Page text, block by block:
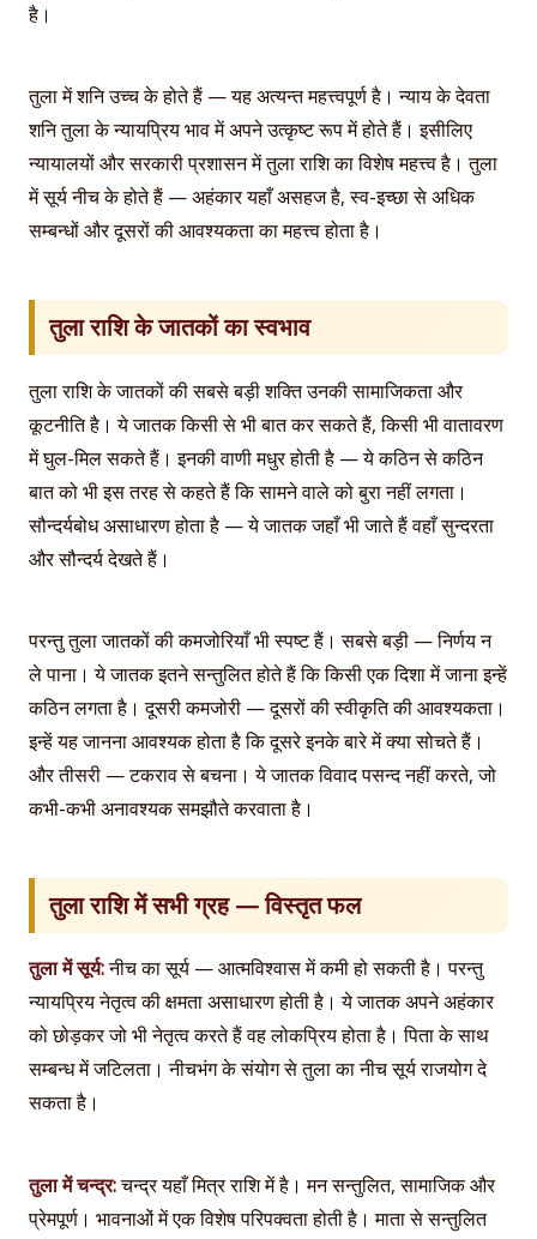
है।
तुला में शनि उच्च के होते हैं — यह अत्यन्त महत्त्वपूर्ण है। न्याय के देवता
शनि तुला के न्यायप्रिय भाव में अपने उत्कृष्ट रूप में होते हैं। इसीलिए
न्यायालयों और सरकारी प्रशासन में तुला राशि का विशेष महत्त्व है। तुला
में सूर्य नीच के होते हैं — अहंकार यहाँ असहज है, स्व-इच्छा से अधिक
सम्बन्धों और दूसरों की आवश्यकता का महत्त्व होता है।
तुला राशि के जातकों का स्वभाव
तुला राशि के जातकों की सबसे बड़ी शक्ति उनकी सामाजिकता और
कूटनीति है। ये जातक किसी से भी बात कर सकते हैं, किसी भी वातावरण
में घुल-मिल सकते हैं। इनकी वाणी मधुर होती है — ये कठिन से कठिन
बात को भी इस तरह से कहते हैं कि सामने वाले को बुरा नहीं लगता।
सौन्दर्यबोध असाधारण होता है — ये जातक जहाँ भी जाते हैं वहाँ सुन्दरता
और सौन्दर्य देखते हैं।
परन्तु तुला जातकों की कमजोरियाँ भी स्पष्ट हैं। सबसे बड़ी — निर्णय न
ले पाना। ये जातक इतने सन्तुलित होते हैं कि किसी एक दिशा में जाना इन्हें
कठिन लगता है। दूसरी कमजोरी — दूसरों की स्वीकृति की आवश्यकता।
इन्हें यह जानना आवश्यक होता है कि दूसरे इनके बारे में क्या सोचते हैं।
और तीसरी — टकराव से बचना। ये जातक विवाद पसन्द नहीं करते, जो
कभी-कभी अनावश्यक समझौते करवाता है।
तुला राशि में सभी ग्रह — विस्तृत फल
तुला में सूर्य:नीच का सूर्य — आत्मविश्वास में कमी हो सकती है। परन्तु
न्यायप्रिय नेतृत्व की क्षमता असाधारण होती है। ये जातक अपने अहंकार
को छोड़कर जो भी नेतृत्व करते हैं वह लोकप्रिय होता है। पिता के साथ
सम्बन्ध में जटिलता। नीचभंग के संयोग से तुला का नीच सूर्य राजयोग दे
सकता है।
तुला में चन्द्र:चन्द्र यहाँ मित्र राशि में है। मन सन्तुलित, सामाजिक और
प्रेमपूर्ण। भावनाओं में एक विशेष परिपक्वता होती है। माता से सन्तुलित